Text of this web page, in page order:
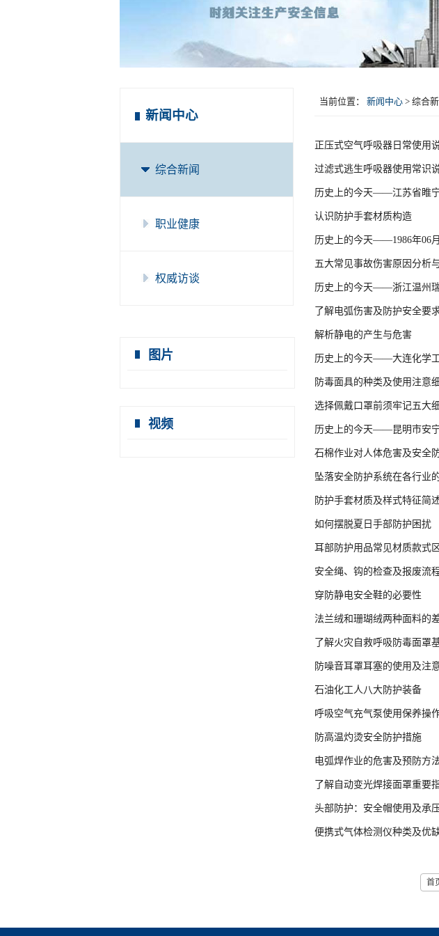
新闻中心
综合新闻
职业健康
权威访谈
图片
视频
当前位置： 新闻中心 > 综合
正压式空气呼吸器日常使用
过滤式逃生呼吸器使用常识
历史上的今天——江苏省睢宁
认识防护手套材质构造
历史上的今天——1986年06
五大常见事故伤害原因分析
历史上的今天——浙江温州瑞
了解电弧伤害及防护安全要
解析静电的产生与危害
历史上的今天——大连化学
防毒面具的种类及使用注意
选择佩戴口罩前须牢记五大
历史上的今天——昆明市安宁
石棉作业对人体危害及安全
坠落安全防护系统在各行业
防护手套材质及样式特征简
如何摆脱夏日手部防护困扰
耳部防护用品常见材质款式
安全绳、钩的检查及报废流
穿防静电安全鞋的必要性
法兰绒和珊瑚绒两种面料的
了解火灾自救呼吸防毒面罩
防噪音耳罩耳塞的使用及注
石油化工人八大防护装备
呼吸空气充气泵使用保养操
防高温灼烫安全防护措施
电弧焊作业的危害及预防方
了解自动变光焊接面罩重要
头部防护：安全帽使用及承
便携式气体检测仪种类及优
首